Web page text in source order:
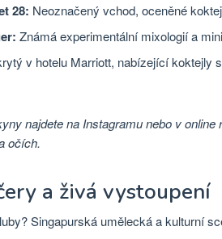
28: Neoznačený vchod, oceněné
Známá experimentální mixologií a
v hotelu Marriott, nabízející koktejly
najdete na Instagramu nebo v
očích.
a živá vystoupení
Singapurská umělecká a kulturní